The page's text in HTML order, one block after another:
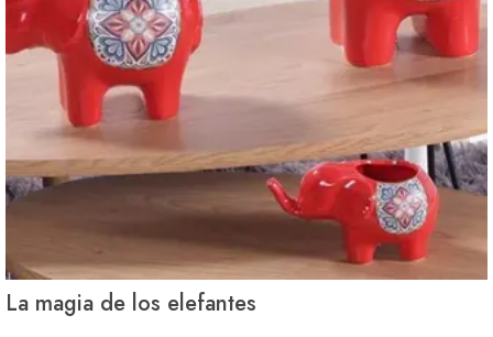
La magia de los elefantes